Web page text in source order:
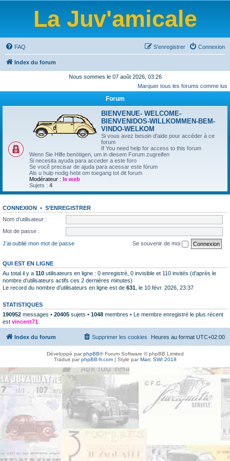
La Juv'amicale
FAQ Connexion
S’enregistrer
Index du forum
Nous sommes le 07 août 2026, 03:26
Marquer tous les forums comme lus
Forum
BIENVENUE- WELCOME-
BIENVENIDOS-WILLKOMMEN-BEM-
VINDO-WELKOM
Si vous avez besoin d'aide pour accéder à ce
forum
If You need help for access to this forum
Wenn Sie Hilfe benötigen, um in diesem Forum zugreifen
Si necesita ayuda para acceder a este foro
Se você precisar de ajuda para acessar este fórum
Als u hulp nodig hebt om toegang tot dit forum
Modérateur : le web
Sujets : 4
CONNEXION • S’ENREGISTRER
Nom d’utilisateur :
Mot de passe :
J’ai oublié mon mot de passe
Se souvenir de moi
QUI EST EN LIGNE
Au total il y a 110 utilisateurs en ligne : 0 enregistré, 0 invisible et 110 invités (d’après le
nombre d’utilisateurs actifs ces 2 dernières minutes)
Le record du nombre d’utilisateurs en ligne est de 631 , le 10 févr. 2026, 23:37
STATISTIQUES
190952 messages • 20405 sujets • 1048 membres • Le membre enregistré le plus récent
est vincent71
Index du forum Heures au format UTC+02:00
Supprimer les cookies
Développé parphpBB® Forum Software © phpBB Limited
Traduit parphpBB-fr.com| Style parMarc SWI 2018